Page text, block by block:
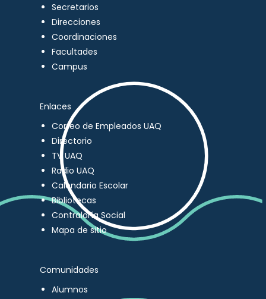
Secretarios
Direcciones
Coordinaciones
Facultades
Campus
Enlaces
Correo de Empleados UAQ
Directorio
TV UAQ
Radio UAQ
Calendario Escolar
Bibliotecas
Contraloría Social
Mapa de sitio
Comunidades
Alumnos